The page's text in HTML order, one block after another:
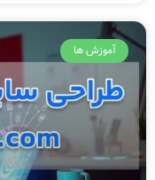
آموزش ها